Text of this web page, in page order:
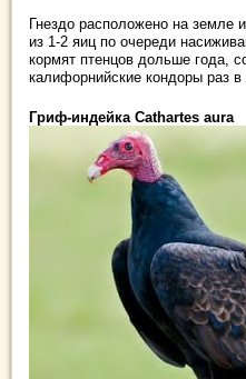
Гнездо расположено на
из 1-2 яиц по очереди
кормят птенцов дольше года,
калифорнийские кондоры раз в
Гриф-индейка Cathartes aura